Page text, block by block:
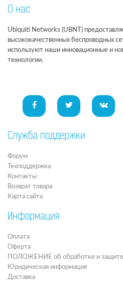
О нас
Ubiquiti Networks (UBNT)
высококачественных беспроводных
используют наши инновационные и
технологии.
Служба поддержки
Форум
Техподдержка
Контакты
Возврат товара
Карта сайта
Информация
Оплата
Оферта
ПОЛОЖЕНИЕ об обработке и защите
Юридическая информация
Доставка